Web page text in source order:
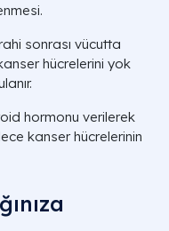
sonrası vücutta
hücrelerini yok
hormonu verilerek
kanser hücrelerinin